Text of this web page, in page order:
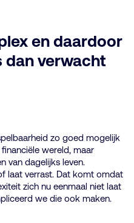
en daardoor
dan verwacht
zo goed mogelijk
wereld, maar
van dagelijks leven.
laat verrast. Dat komt omdat
zich nu eenmaal niet laat
we die ook maken.